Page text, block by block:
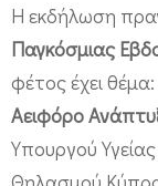
υ
τ
ό
χ
ρ
Η εκδήλωση
Παγκόσμιας
φέτος έχει θέμα:
Αειφόρο
Υπουργού